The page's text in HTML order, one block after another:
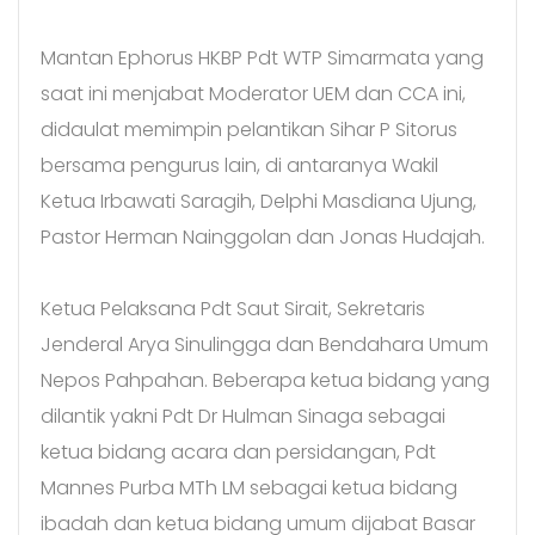
Mantan Ephorus HKBP Pdt WTP Simarmata yang
saat ini menjabat Moderator UEM dan CCA ini,
didaulat memimpin pelantikan Sihar P Sitorus
bersama pengurus lain, di antaranya Wakil
Ketua Irbawati Saragih, Delphi Masdiana Ujung,
Pastor Herman Nainggolan dan Jonas Hudajah.
Ketua Pelaksana Pdt Saut Sirait, Sekretaris
Jenderal Arya Sinulingga dan Bendahara Umum
Nepos Pahpahan. Beberapa ketua bidang yang
dilantik yakni Pdt Dr Hulman Sinaga sebagai
ketua bidang acara dan persidangan, Pdt
Mannes Purba MTh LM sebagai ketua bidang
ibadah dan ketua bidang umum dijabat Basar